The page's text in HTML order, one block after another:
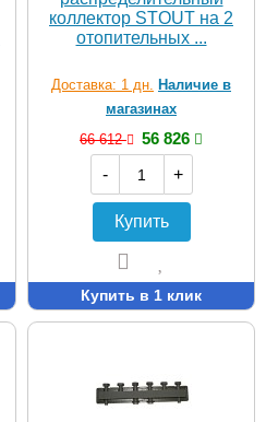
коллектор STOUT на 2
отопительных ...
Доставка: 1 дн. Наличие в
магазинах
66 612
56 826
-
+
Купить
Купить в 1 клик